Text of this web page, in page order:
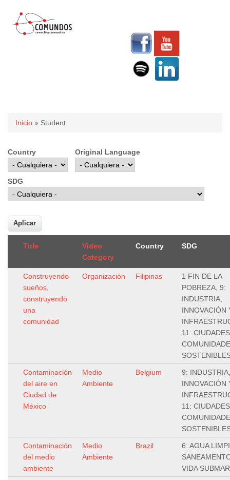
Usted está aquí
Inicio » Student
Country Original Language
SDG
Title
Video
Category
Country SDG
Construyendo
sueños,
construyendo
una
comunidad
Organización Filipinas
1 FIN DE LA
POBREZA, 9:
INDUSTRIA,
INNOVACIÓN
11:
Contaminación
del aire en
Ciudad de
México
Medio
Ambiente
Belgium
9: INDUSTRIA,
INNOVACIÓN
11:
Contaminación
del medio
ambiente
Medio
Ambiente
Brazil
6: AGUA
VIDA